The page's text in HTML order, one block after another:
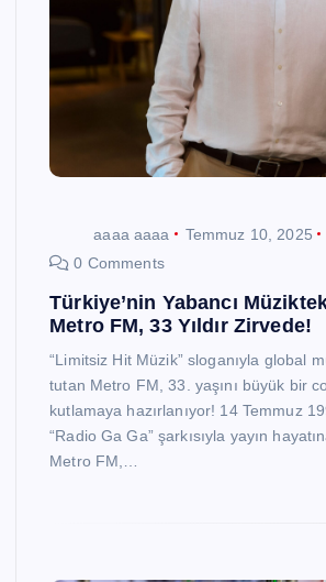
aaaa aaaa
Temmuz 10, 2025
0 Comments
Türkiye’nin Yabancı
Metro FM, 33 Yıldır Zirvede!
“Limitsiz Hit Müzik” sloganıyla global
tutan Metro FM, 33. yaşını büyük bir
kutlamaya hazırlanıyor! 14 Temmuz
“Radio Ga Ga” şarkısıyla yayın
Metro FM,…